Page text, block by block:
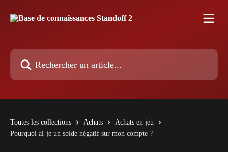
Rechercher un article...
Toutes les collections Achats
Achats en jeu
Pourquoi ai-je un solde négatif sur mon compte ?